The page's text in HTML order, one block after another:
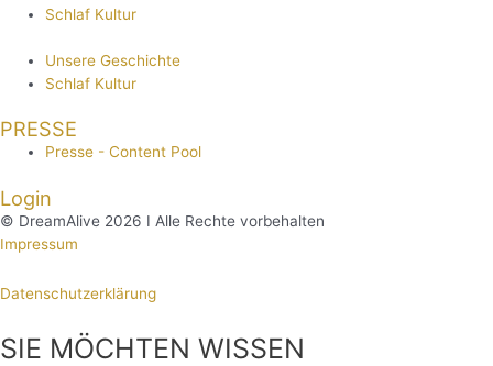
Schlaf Kultur
Unsere Geschichte
Schlaf Kultur
PRESSE
Presse - Content Pool
Login
© DreamAlive 2026 I Alle Rechte vorbehalten
Impressum
Datenschutzerklärung
SIE MÖCHTEN WISSEN